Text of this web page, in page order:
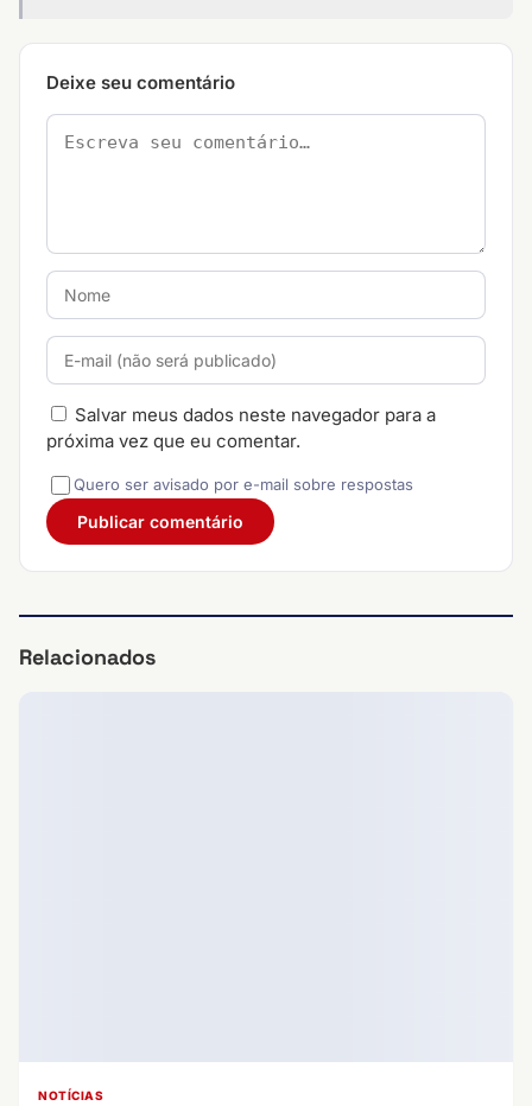
Deixe seu comentário
Salvar meus dados neste navegador para a
próxima vez que eu comentar.
Quero ser avisado por e-mail sobre respostas
Relacionados
NOTÍCIAS